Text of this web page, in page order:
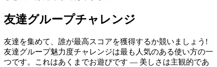
友達グループチャレンジ
友達を集めて、誰が最高スコアを獲得するか競いましょう!
友達グループ魅力度チャレンジは最も人気のある使い方の一
つです。これはあくまでお遊びです — 美しさは主観的であ